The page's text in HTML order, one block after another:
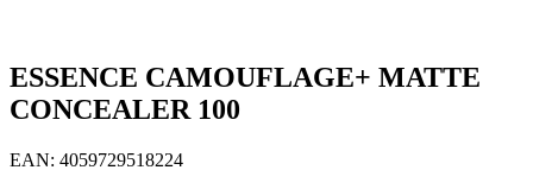
ESSENCE CAMOUFLAGE+ MATTE
CONCEALER 100
EAN: 4059729518224